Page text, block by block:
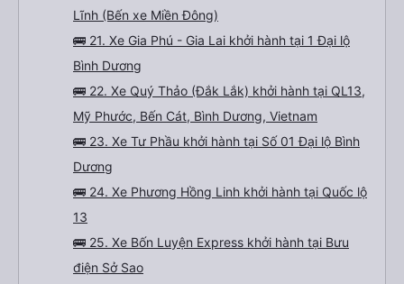
Lĩnh (Bến xe Miền Đông)
🚌 21. Xe Gia Phú - Gia Lai khởi hành tại 1 Đại lộ
Bình Dương
🚌 22. Xe Quý Thảo (Đắk Lắk) khởi hành tại QL13,
Mỹ Phước, Bến Cát, Bình Dương, Vietnam
🚌 23. Xe Tư Phầu khởi hành tại Số 01 Đại lộ Bình
Dương
🚌 24. Xe Phương Hồng Linh khởi hành tại Quốc lộ
13
🚌 25. Xe Bốn Luyện Express khởi hành tại Bưu
điện Sở Sao